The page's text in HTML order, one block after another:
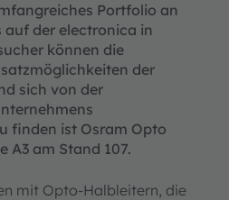
Portfolio an
der electronica in
können die
der
sich von der
finden ist Osram Opto
A3 am Stand 107.
mit Opto-Halbleitern, die